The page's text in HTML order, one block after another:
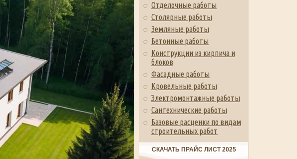
Отделочные работы
Столярные работы
Земляные работы
Бетонные работы
Конструкции из кирпича и
блоков
Фасадные работы
Кровельные работы
Электромонтажные работы
Сантехнические работы
Базовые расценки по видам
строительных работ
СКАЧАТЬ ПРАЙС ЛИСТ 2025